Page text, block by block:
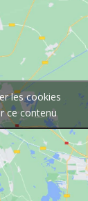
les cookies
ce contenu